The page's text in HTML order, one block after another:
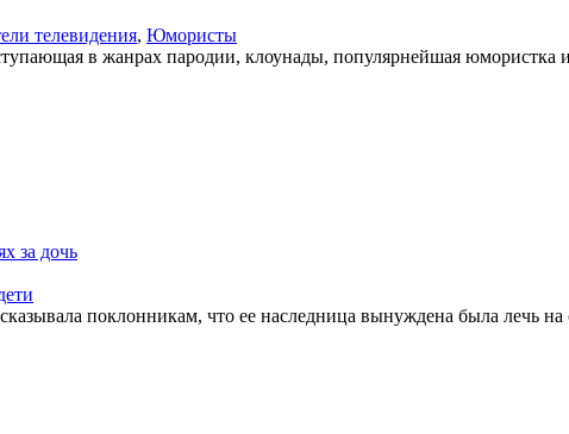
телевидения, Юмористы
в жанрах пародии, клоунады, популярнейшая юмористка
за дочь
поклонникам, что ее наследница вынуждена была лечь